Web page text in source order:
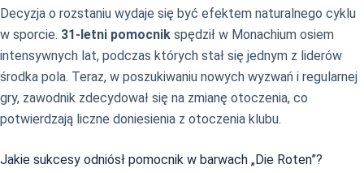
Decyzja o rozstaniu wydaje się być efektem naturalnego cyklu
w sporcie. 31-letni pomocnik spędził w Monachium osiem
intensywnych lat, podczas których stał się jednym z liderów
środka pola. Teraz, w poszukiwaniu nowych wyzwań i regularnej
gry, zawodnik zdecydował się na zmianę otoczenia, co
potwierdzają liczne doniesienia z otoczenia klubu.
Jakie sukcesy odniósł pomocnik w barwach „Die Roten”?